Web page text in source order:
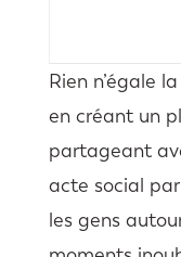
Rien n’égale
en créant un
partageant
acte social
les gens